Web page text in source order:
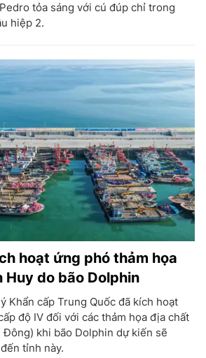
tỏa sáng với cú đúp chỉ trong
hiệp 2.
hoạt ứng phó thảm họa
do bão Dolphin
Khẩn cấp Trung Quốc đã kích hoạt
độ IV đối với các thảm họa địa chất
khi bão Dolphin dự kiến sẽ
tỉnh này.